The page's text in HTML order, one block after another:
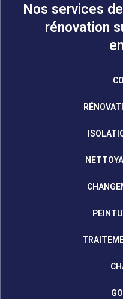
Nos services
rénovation